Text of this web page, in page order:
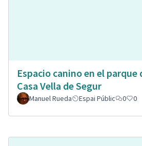
Espacio canino en el parque
Casa Vella de Segur
Manuel Rueda Espai Públic 0 0